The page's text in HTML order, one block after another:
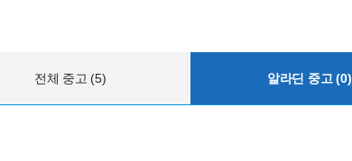
전체 중고 (5) 알라딘 중고 (0)